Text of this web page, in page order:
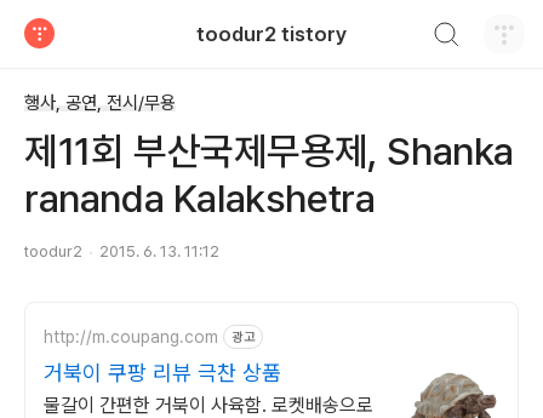
toodur2 tistory
행사, 공연, 전시/무용
제11회 부산국제무용제, Shanka
rananda Kalakshetra
toodur2 2015. 6. 13. 11:12
http://m.coupang.com 광고
거북이 쿠팡 리뷰 극찬 상품
물갈이 간편한 거북이 사육함. 로켓배송으로